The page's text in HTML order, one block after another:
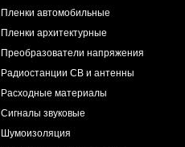
Пленки автомобильные
Пленки архитектурные
Преобразователи напряжения
Радиостанции CB и антенны
Расходные материалы
Сигналы звуковые
Шумоизоляция